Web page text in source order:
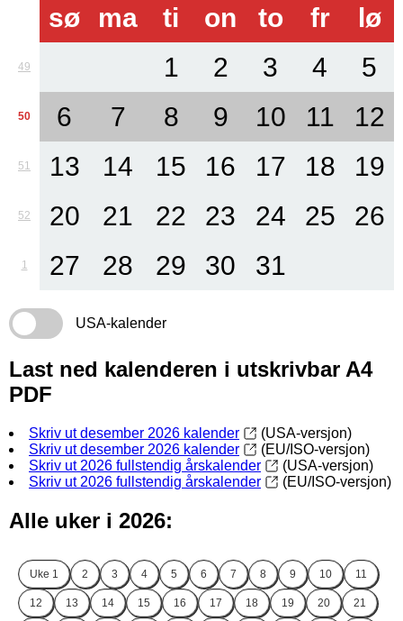
sø
ma ti on to fr lø
49 1 2 3 4 5
50 6 7 8 9 10 11 12
51 13 14 15 16 17 18 19
52 20 21 22 23 24 25 26
1 27 28 29 30 31
USA-kalender
Last ned kalenderen i utskrivbar A4
PDF
Skriv ut desember 2026 kalender
(USA-versjon)
Skriv ut desember 2026 kalender
(EU/ISO-versjon)
Skriv ut 2026 fullstendig årskalender
(USA-versjon)
Skriv ut 2026 fullstendig årskalender
(EU/ISO-versjon)
Alle uker i 2026:
Uke 1 2 3 4 5 6 7 8 9 10 11
12 13 14 15 16 17 18 19 20 21